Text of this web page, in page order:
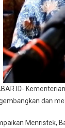
dan
Menristek,